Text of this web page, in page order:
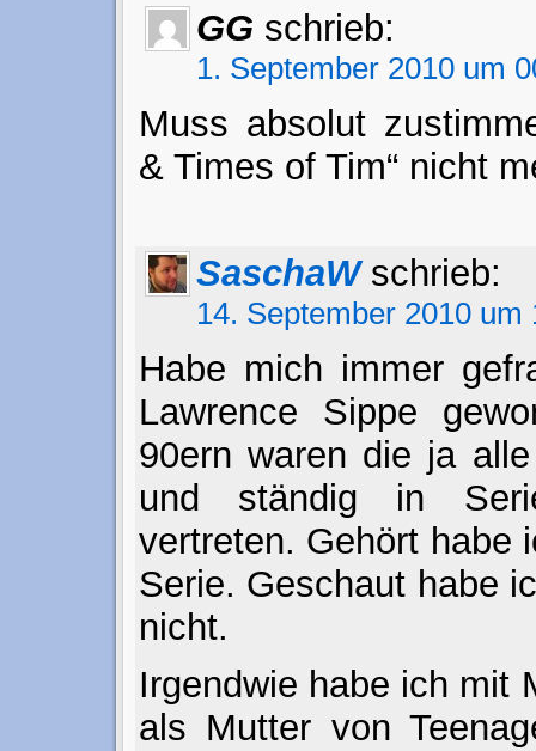
GG schrieb:
1. September 2010 um
Muss absolut
& Times of Tim“ nicht
SaschaW schrieb:
14. September 2010 um
Habe mich immer
Lawrence Sippe
90ern waren die ja
und ständig in
vertreten. Gehört habe
Serie. Geschaut habe
nicht.
Irgendwie habe ich mit
als Mutter von